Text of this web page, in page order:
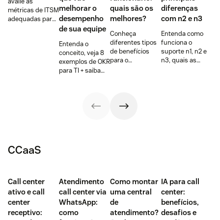
métricas de ITSM
adequadas para
melhorar o
desempenho
de sua equipe
Entenda o
conceito, veja 8
exemplos de OKR
para TI + saiba
vantagens +
quais são os
melhores?
Conheça
diferentes tipos
de benefícios
para o
dicas baseadas
diferenças
com n2 e n3
Entenda como
funciona o
suporte n1, n2 e
n3, quais as
CCaaS
Call center
ativo e call
center
receptivo:
Atendimento
call center via
WhatsApp:
como
Como montar
uma central
de
atendimento?
IA para call
center:
benefícios,
desafios e